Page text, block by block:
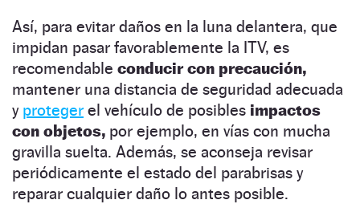
Así, para evitar daños en la luna delantera, que
impidan pasar favorablemente la ITV, es
recomendable conducir con precaución,
mantener una distancia de seguridad adecuada
y proteger el vehículo de posibles impactos
con objetos, por ejemplo, en vías con mucha
gravilla suelta. Además, se aconseja revisar
periódicamente el estado del parabrisas y
reparar cualquier daño lo antes posible.